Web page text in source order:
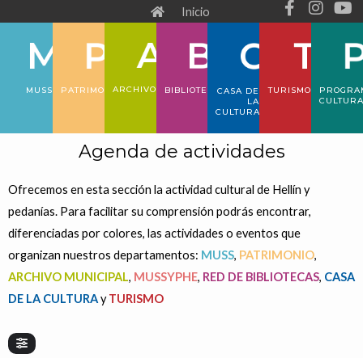
contenido
Inicio
F
a
c
o
-
I
n
g
r
m
Y
o
u
u
b
e
MUSS PATRIMONIOARCHIVO BIBLIOTECACASA DE
LA
CULTURA
TURISMO
Agenda de actividades
Ofrecemos en esta sección la actividad cultural de Hellín y
pedanías. Para facilitar su comprensión podrás encontrar,
diferenciadas por colores, las actividades o eventos que
organizan nuestros departamentos: MUSS, PATRIMONIO,
ARCHIVO MUNICIPAL, MUSSYPHE, RED DE BIBLIOTECAS, CASA
DE LA CULTURAyTURISMO